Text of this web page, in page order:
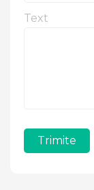
Text
Trimite